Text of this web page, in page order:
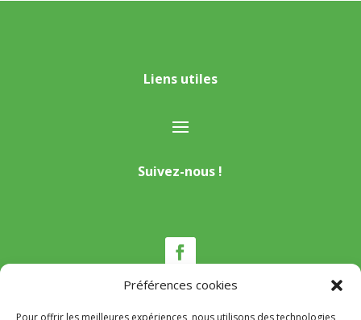
Préférences cookies
Pour offrir les meilleures expériences, nous utilisons des technologies
Liens utiles
Suivez-nous !